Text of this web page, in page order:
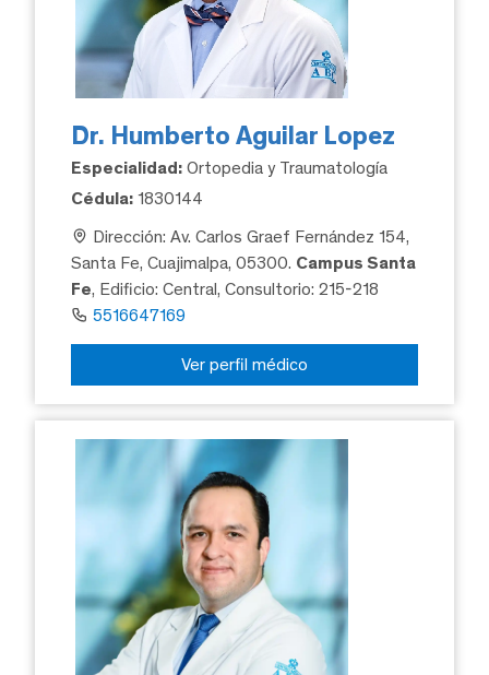
Dr. Humberto Aguilar Lopez
Especialidad: Ortopedia y Traumatología
Cédula: 1830144
Dirección: Av. Carlos Graef Fernández 154,
Santa Fe, Cuajimalpa, 05300. Campus Santa
Fe, Edificio: Central, Consultorio: 215-218
5516647169
Ver perfil médico